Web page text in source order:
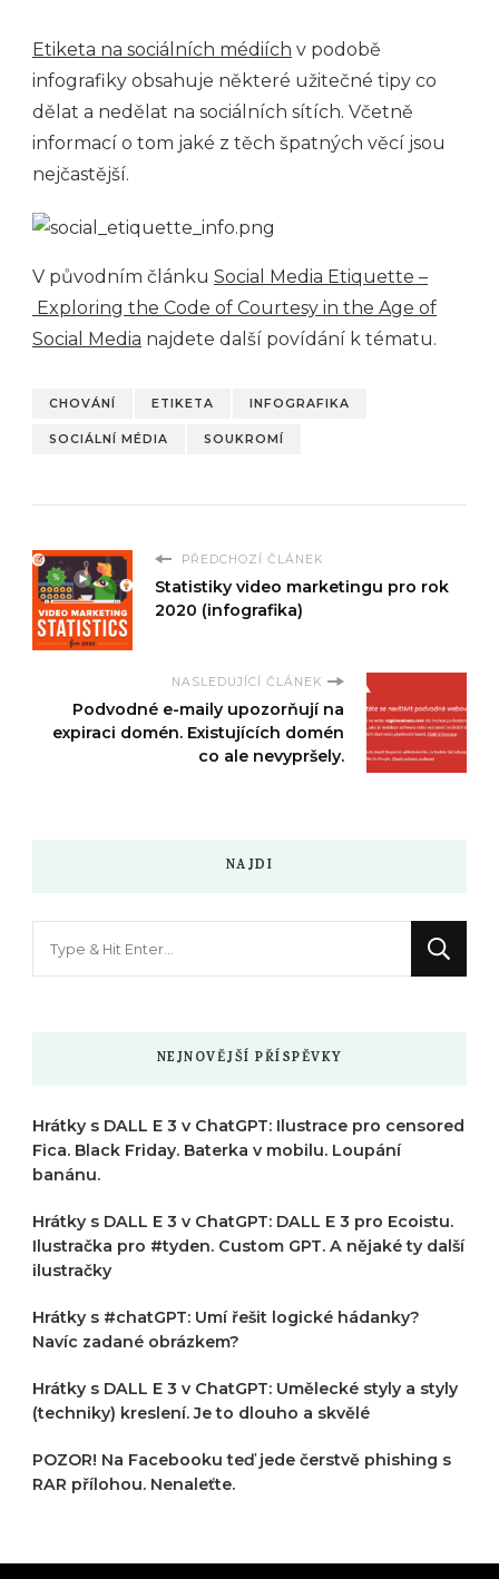
Etiketa na sociálních médiích v podobě
infografiky obsahuje některé užitečné tipy co
dělat a nedělat na sociálních sítích. Včetně
informací o tom jaké z těch špatných věcí jsou
nejčastější.
V původním článku Social Media Etiquette –
Exploring the Code of Courtesy in the Age of
Social Media najdete další povídání k tématu.
CHOVÁNÍ ETIKETA INFOGRAFIKA
SOCIÁLNÍ MÉDIA SOUKROMÍ
PŘEDCHOZÍ ČLÁNEK
Statistiky video marketingu pro rok
2020 (infografika)
NASLEDUJÍCÍ ČLÁNEK
Podvodné e-maily upozorňují na
expiraci domén. Existujících domén
co ale nevypršely.
NAJDI
NEJNOVĚJŠÍ PŘÍSPĚVKY
Hrátky s DALL E 3 v ChatGPT: Ilustrace pro censored
Fica. Black Friday. Baterka v mobilu. Loupání
banánu.
Hrátky s DALL E 3 v ChatGPT: DALL E 3 pro Ecoistu.
Ilustračka pro #tyden. Custom GPT. A nějaké ty další
ilustračky
Hrátky s #chatGPT: Umí řešit logické hádanky?
Navíc zadané obrázkem?
Hrátky s DALL E 3 v ChatGPT: Umělecké styly a styly
(techniky) kreslení. Je to dlouho a skvělé
POZOR! Na Facebooku teď jede čerstvě phishing s
RAR přílohou. Nenaleťte.